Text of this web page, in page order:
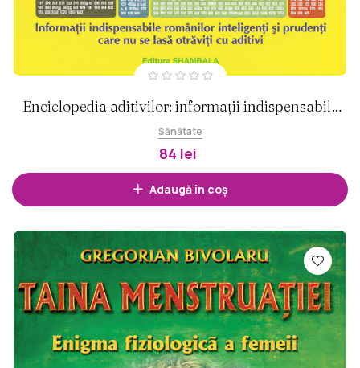
Enciclopedia aditivilor: informații indispensabile
românilor...
Sănătate
84 lei
Adaugă în coș